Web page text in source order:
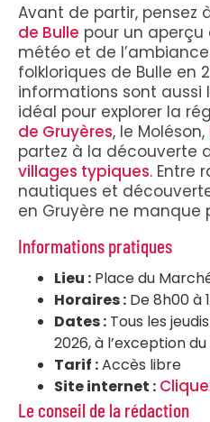
Avant de partir, pensez
de Bulle pour un
météo et de
folkloriques de Bulle en
informations sont aussi
idéal pour explorer la
de Gruyères, le Moléson,
partez à la découverte
villages typiques. Entre
nautiques et
en Gruyère ne manque
Informations pratiques
Lieu : Place du
Horaires : De 8h00 à
Dates : Tous les
2026, à l’exception
Tarif :Accès libre
Site internet :
Le conseil de la rédaction